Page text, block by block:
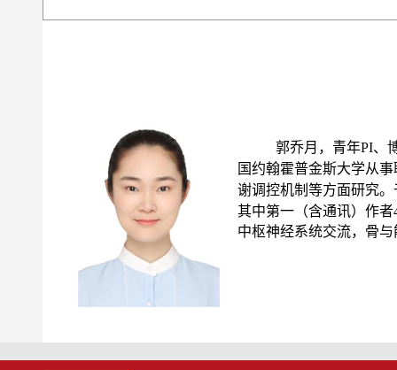
郭乔月，青年PI、
国约翰霍普金斯大学从
谢调控机制等方面研究。
其中第一（含通讯）作
中枢神经系统交流，骨